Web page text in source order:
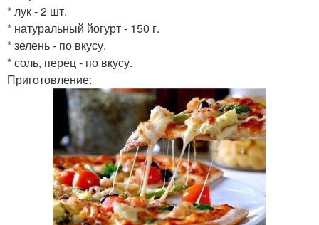
* лук - 2 шт.
* натуральный йогурт - 150 г.
* зелень - по вкусу.
* соль, перец - по вкусу.
Приготовление: